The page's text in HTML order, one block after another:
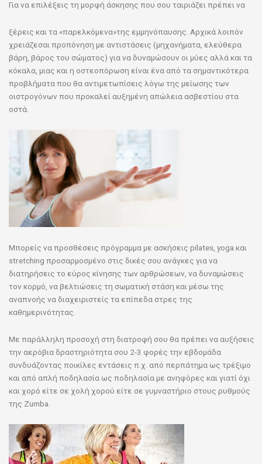
Για να επιλέξεις τη μορφή άσκησης που σου ταιριάζει πρέπει να
ξέρεις και τα «παρελκόμενα»της εμμηνόπαυσης. Αρχικά λοιπόν
χρειάζεσαι προπόνηση με αντιστάσεις (μηχανήματα, ελεύθερα
βάρη, βάρος του σώματος) για να δυναμώσουν οι μύες αλλά και τα
κόκαλα, μιας και η οστεοπόρωση είναι ένα από τα σημαντικότερα
προβλήματα που θα αντιμετωπίσεις λόγω της μείωσης των
οιστρογόνων που προκαλεί αυξημένη απώλεια ασβεστίου στα
οστά.
Μπορείς να προσθέσεις πρόγραμμα με ασκήσεις pilates, yoga και
stretching προσαρμοσμένο στις δικές σου ανάγκες για να
διατηρήσεις το εύρος κίνησης των αρθρώσεων, να δυναμώσεις
τον κορμό, να βελτιώσεις τη σωματική στάση και μέσω της
αναπνοής να διαχειριστείς τα επίπεδα στρες της
καθημερινότητας.
Με παράλληλη προσοχή στη διατροφή σου θα πρέπει να αυξήσεις
την αερόβια δραστηριότητα σου 2-3 φορές την εβδομάδα
συνδυάζοντας ποικίλες εντάσεις π.χ. από περπάτημα ως τρέξιμο
και από απλή ποδηλασία ως ποδηλασία με ανηφόρες και γιατί όχι
και χορό είτε σε χολή χορού είτε σε γυμναστήριο στους ρυθμούς
της Zumba.